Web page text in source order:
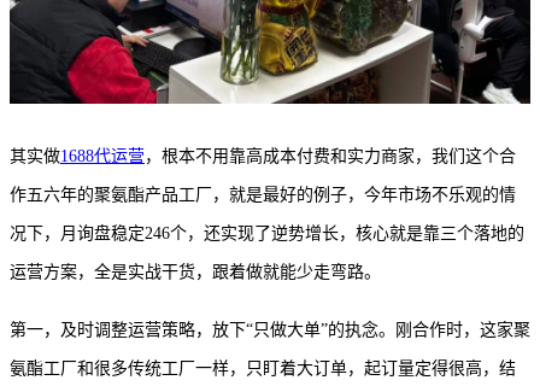
其实做1688代运营 ，根本不用靠高成本付费和实力商家，我们这个合
作五六年的聚氨酯产品工厂，就是最好的例子，今年市场不乐观的情
况下，月询盘稳定246个，还实现了逆势增长，核心就是靠三个落地的
运营方案，全是实战干货，跟着做就能少走弯路。
第一，及时调整运营策略，放下“只做大单”的执念。刚合作时，这家聚
氨酯工厂和很多传统工厂一样，只盯着大订单，起订量定得很高，结